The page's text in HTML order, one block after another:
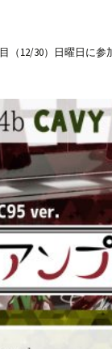
（12/30）日曜日に参